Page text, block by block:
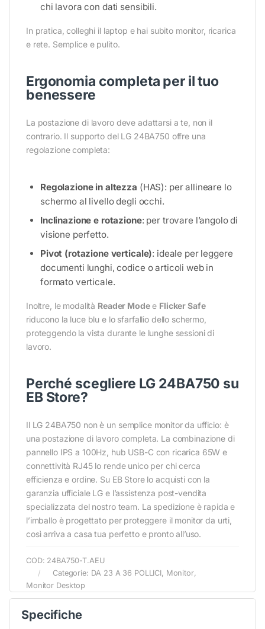
chi lavora con dati sensibili.
In pratica, colleghi il laptop e hai subito monitor, ricarica
e rete. Semplice e pulito.
Ergonomia completa per il tuo
benessere
La postazione di lavoro deve adattarsi a te, non il
contrario. Il supporto del LG 24BA750 offre una
regolazione completa:
Regolazione in altezza (HAS): per allineare lo
schermo al livello degli occhi.
Inclinazione e rotazione: per trovare l’angolo di
visione perfetto.
Pivot (rotazione verticale): ideale per leggere
documenti lunghi, codice o articoli web in
formato verticale.
Inoltre, le modalità Reader Modee Flicker Safe
riducono la luce blu e lo sfarfallio dello schermo,
proteggendo la vista durante le lunghe sessioni di
lavoro.
Perché scegliere LG 24BA750 su
EB Store?
Il LG 24BA750 non è un semplice monitor da ufficio: è
una postazione di lavoro completa. La combinazione di
pannello IPS a 100Hz, hub USB-C con ricarica 65W e
connettività RJ45 lo rende unico per chi cerca
efficienza e ordine. Su EB Store lo acquisti con la
garanzia ufficiale LG e l’assistenza post-vendita
specializzata del nostro team. La spedizione è rapida e
l’imballo è progettato per proteggere il monitor da urti,
così arriva a casa tua perfetto e pronto all’uso.
COD: 24BA750-T.AEU
Categorie: DA 23 A 36 POLLICI Monitor,
Monitor Desktop
Specifiche